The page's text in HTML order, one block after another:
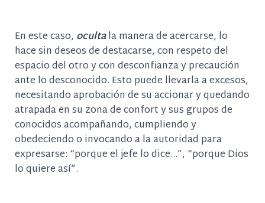
En este caso, ocultala manera de acercarse, lo
hace sin deseos de destacarse, con respeto del
espacio del otro y con desconfianza y precaución
ante lo desconocido. Esto puede llevarla a excesos,
necesitando aprobación de su accionar y quedando
atrapada en su zona de confort y sus grupos de
conocidos acompañando, cumpliendo y
obedeciendo o invocando a la autoridad para
expresarse: “porque el jefe lo dice…”, “porque Dios
lo quiere así”.